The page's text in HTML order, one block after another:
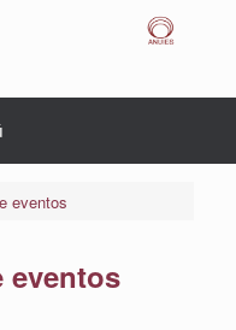
eventos
eventos